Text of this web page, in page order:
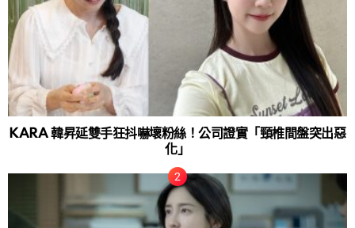
KARA 韓昇延雙手狂抖嚇壞粉絲！公司證實「頸椎間盤突出惡
化」